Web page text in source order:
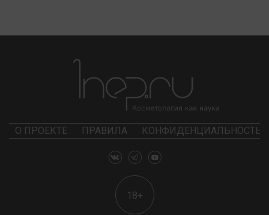
О ПРОЕКТЕ ПРАВИЛА КОНФИДЕНЦИАЛЬНОСТЬ
18+